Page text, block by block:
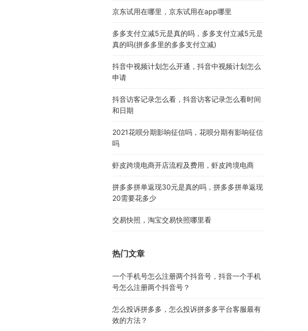
京东试用在哪里，京东试用在app哪里
多多支付立减5元是真的吗，多多支付立减5元是
真的吗(拼多多里的多多支付立减)
抖音中视频计划怎么开通，抖音中视频计划怎么
申请
抖音访客记录怎么看，抖音访客记录怎么看时间
和日期
2021花呗分期影响征信吗，花呗分期有影响征信
吗
虾皮跨境电商开店流程及费用，虾皮跨境电商
拼多多拼单返现30元是真的吗，拼多多拼单返现
20需要花多少
交易快照，淘宝交易快照哪里看
热门文章
一个手机号怎么注册两个抖音号，抖音一个手机
号怎么注册两个抖音号？
怎么投诉拼多多，怎么投诉拼多多平台客服最有
效的方法？